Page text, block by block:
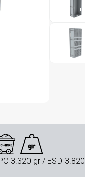
3.320 gr / ESD-3.820